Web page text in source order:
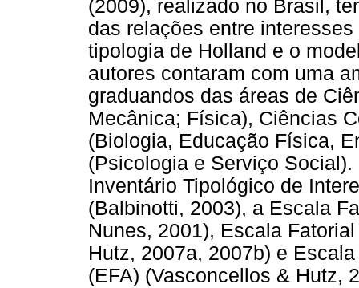
(2009), realizado no Brasil,
das relações entre
tipologia de Holland e o
autores contaram com uma
graduandos das áreas de
Mecânica; Física), Ciências
(Biologia, Educação Física,
(Psicologia e Serviço
Inventário Tipológico de
(Balbinotti, 2003), a Escala
Nunes, 2001), Escala
Hutz, 2007a, 2007b) e
(EFA) (Vasconcellos & Hutz,